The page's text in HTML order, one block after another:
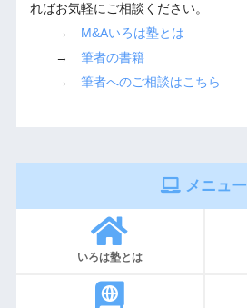
ればお気軽にご相談ください。
→ M&Aいろは塾とは
→ 筆者の書籍
→ 筆者へのご相談はこちら
メニュー
いろは塾とは